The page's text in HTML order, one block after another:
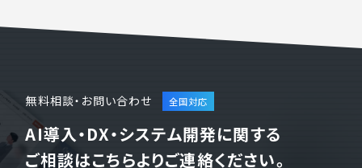
無料相談・お問い合わせ
AI導入・DX・システム開発に関する
ご相談はこちらよりご連絡ください。